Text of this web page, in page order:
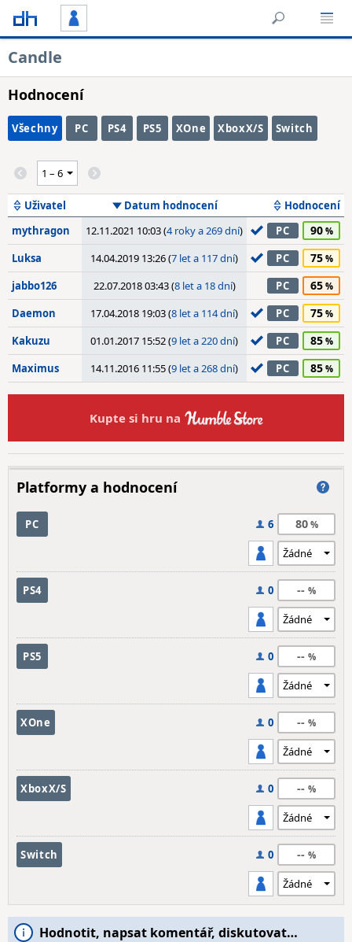
Candle
Hodnocení
Všechny PC PS4 PS5 XOne XboxX/S Switch
Uživatel Datum hodnocení
Hodnocení
mythragon
12.11.2021 10:03 (4 roky a 269 dní) PC 90
Luksa 14.04.2019 13:26 (7 let a 117 dní) PC 75
jabbo126 22.07.2018 03:43 (8 let a 18 dní) PC 65
Daemon 17.04.2018 19:03 (8 let a 114 dní) PC 75
Kakuzu 01.01.2017 15:52 (9 let a 220 dní) PC 85
Maximus 14.11.2016 11:55 (9 let a 268 dní) PC 85
Kupte si hru na
Platformy a hodnocení
PC 6 80
PS4 0 --
PS5 0 --
XOne 0 --
XboxX/S 0 --
Switch 0 --
Hodnotit, napsat komentář, diskutovat…